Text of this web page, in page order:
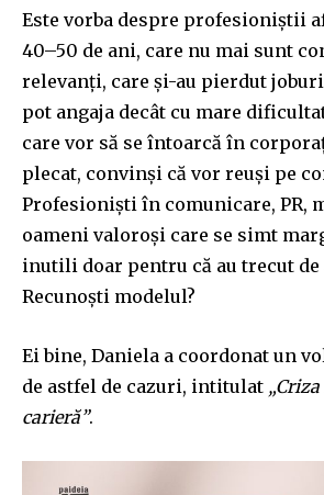
Este vorba despre profesioniștii
40–50 de ani, care nu mai sunt
relevanți, care și-au pierdut
pot angaja decât cu mare
care vor să se întoarcă în
plecat, convinși că vor reuși pe
Profesioniști în comunicare, PR,
oameni valoroși care se simt
inutili doar pentru că au trecut de
Recunoști modelul?
Ei bine, Daniela a coordonat un
de astfel de cazuri, intitulat
carieră”.